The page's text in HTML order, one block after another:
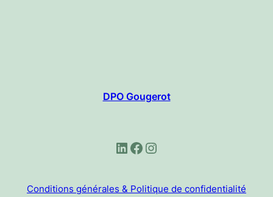
DPO Gougerot
LinkedIn Facebook Instagram
Conditions générales & Politique de confidentialité